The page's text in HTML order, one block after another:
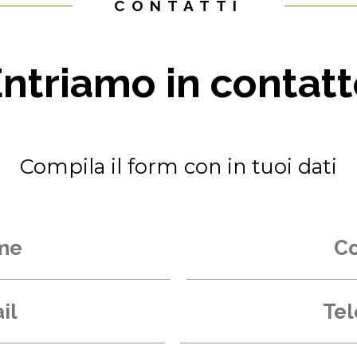
CONTATTI
in
Compila il form con in tuoi dati